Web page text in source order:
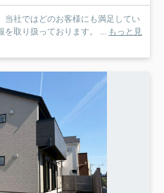
当社ではどのお客様にも満足してい
を取り扱っております。 ... もっと見